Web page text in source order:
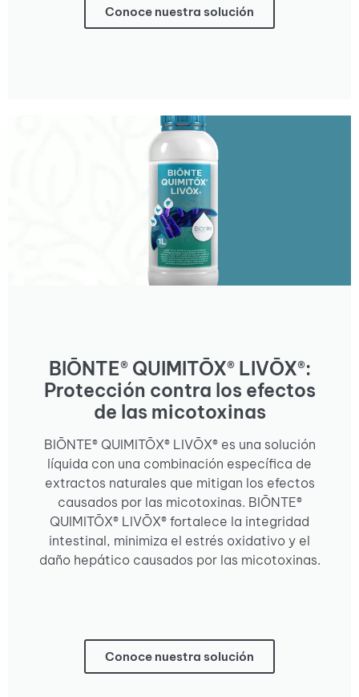
Conoce nuestra solución
BIŌNTE® QUIMITŌX® LIVŌX®:
Protección contra los efectos
de las micotoxinas
BIŌNTE® QUIMITŌX® LIVŌX® es una solución
líquida con una combinación específica de
extractos naturales que mitigan los efectos
causados por las micotoxinas. BIŌNTE®
QUIMITŌX® LIVŌX® fortalece la integridad
intestinal, minimiza el estrés oxidativo y el
daño hepático causados por las micotoxinas.
Conoce nuestra solución